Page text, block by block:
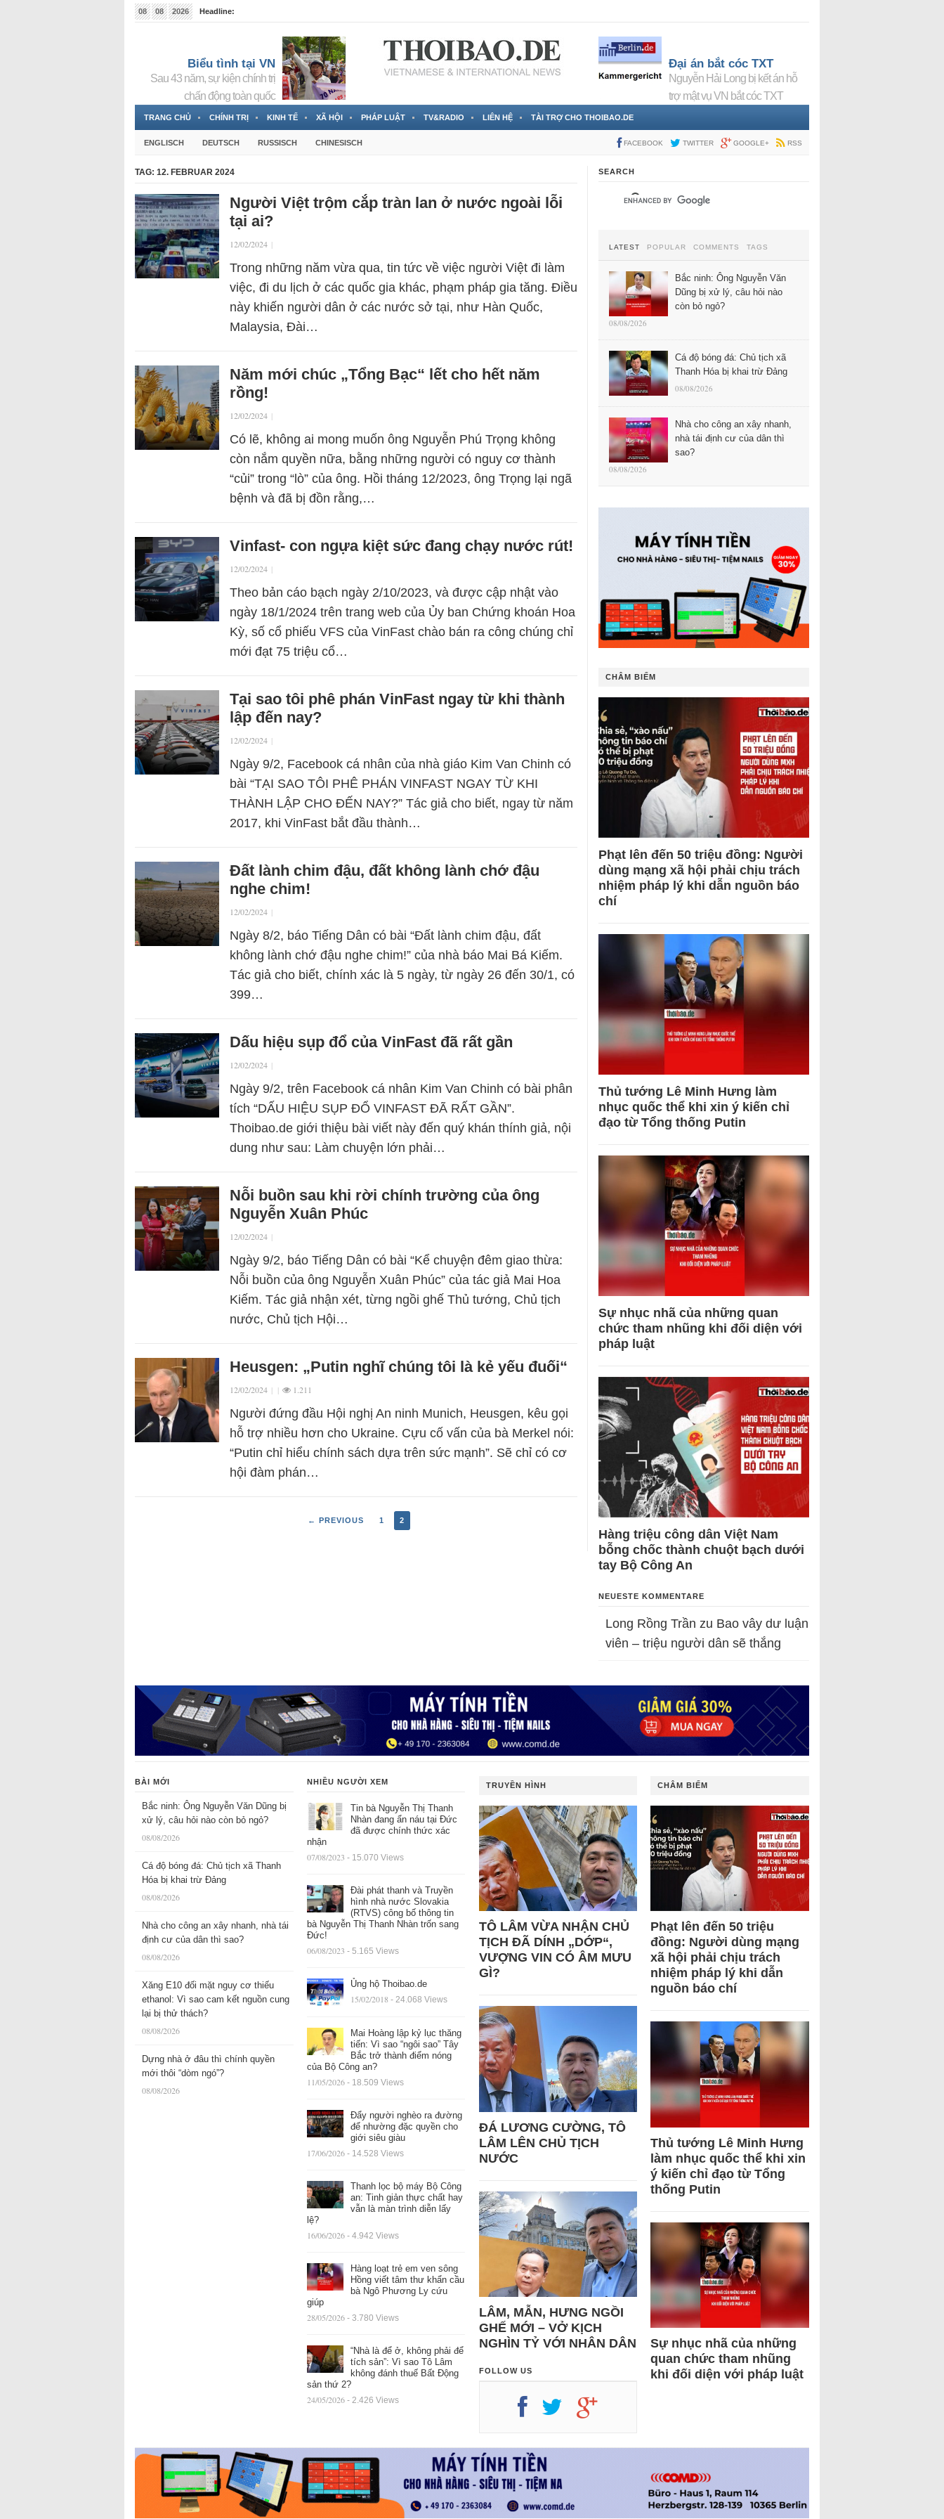
08 08 2026
Headline:
Biểu tình tại VN
Sau 43 năm, sự kiện chính trị
chấn động toàn quốc
Đại án bắt cóc TXT
Nguyễn Hải Long bị kết án hỗ
trợ mật vụ VN bắt cóc TXT
TRANG CHỦ CHÍNH TRỊ KINH TẾ XÃ HỘI PHÁP LUẬT TV&RADIO LIÊN HỆ TÀI TRỢ CHO THOIBAO.DE
ENGLISCH DEUTSCH RUSSISCH CHINESISCH FACEBOOK TWITTER GOOGLE+ RSS
TAG: 12. FEBRUAR 2024
Người Việt trộm cắp tràn lan ở nước ngoài lỗi
tại ai?
12/02/2024 |
Trong những năm vừa qua, tin tức về việc người Việt đi làm
việc, đi du lịch ở các quốc gia khác, phạm pháp gia tăng. Điều
này khiến người dân ở các nước sở tại, như Hàn Quốc,
Malaysia, Đài…
Năm mới chúc „Tổng Bạc“ lết cho hết năm
rồng!
12/02/2024 |
Có lẽ, không ai mong muốn ông Nguyễn Phú Trọng không
còn nắm quyền nữa, bằng những người có nguy cơ thành
“củi” trong “lò” của ông. Hồi tháng 12/2023, ông Trọng lại ngã
bệnh và đã bị đồn rằng,…
Vinfast- con ngựa kiệt sức đang chạy nước rút!
12/02/2024 |
Theo bản cáo bạch ngày 2/10/2023, và được cập nhật vào
ngày 18/1/2024 trên trang web của Ủy ban Chứng khoán Hoa
Kỳ, số cổ phiếu VFS của VinFast chào bán ra công chúng chỉ
mới đạt 75 triệu cổ…
Tại sao tôi phê phán VinFast ngay từ khi thành
lập đến nay?
12/02/2024 |
Ngày 9/2, Facebook cá nhân của nhà giáo Kim Van Chinh có
bài “TẠI SAO TÔI PHÊ PHÁN VINFAST NGAY TỪ KHI
THÀNH LẬP CHO ĐẾN NAY?” Tác giả cho biết, ngay từ năm
2017, khi VinFast bắt đầu thành…
Đất lành chim đậu, đất không lành chớ đậu
nghe chim!
12/02/2024 |
Ngày 8/2, báo Tiếng Dân có bài “Đất lành chim đậu, đất
không lành chớ đậu nghe chim!” của nhà báo Mai Bá Kiếm.
Tác giả cho biết, chính xác là 5 ngày, từ ngày 26 đến 30/1, có
399…
Dấu hiệu sụp đổ của VinFast đã rất gần
12/02/2024 |
Ngày 9/2, trên Facebook cá nhân Kim Van Chinh có bài phân
tích “DẤU HIỆU SỤP ĐỔ VINFAST ĐÃ RẤT GẦN”.
Thoibao.de giới thiệu bài viết này đến quý khán thính giả, nội
dung như sau: Làm chuyện lớn phải…
Nỗi buồn sau khi rời chính trường của ông
Nguyễn Xuân Phúc
12/02/2024 |
Ngày 9/2, báo Tiếng Dân có bài “Kể chuyện đêm giao thừa:
Nỗi buồn của ông Nguyễn Xuân Phúc” của tác giả Mai Hoa
Kiếm. Tác giả nhận xét, từng ngồi ghế Thủ tướng, Chủ tịch
nước, Chủ tịch Hội…
Heusgen: „Putin nghĩ chúng tôi là kẻ yếu đuối“
12/02/2024 | | 1.211
Người đứng đầu Hội nghị An ninh Munich, Heusgen, kêu gọi
hỗ trợ nhiều hơn cho Ukraine. Cựu cố vấn của bà Merkel nói:
“Putin chỉ hiểu chính sách dựa trên sức mạnh”. Sẽ chỉ có cơ
hội đàm phán…
← PREVIOUS 1 2
SEARCH
LATEST POPULAR COMMENTS TAGS
Bắc ninh: Ông Nguyễn Văn
Dũng bị xử lý, câu hỏi nào
còn bỏ ngỏ?
08/08/2026
Cá độ bóng đá: Chủ tịch xã
Thanh Hóa bị khai trừ Đảng
08/08/2026
Nhà cho công an xây nhanh,
nhà tái định cư của dân thì
sao?
08/08/2026
CHÂM BIẾM
Phạt lên đến 50 triệu đồng: Người
dùng mạng xã hội phải chịu trách
nhiệm pháp lý khi dẫn nguồn báo
chí
Thủ tướng Lê Minh Hưng làm
nhục quốc thể khi xin ý kiến chỉ
đạo từ Tổng thống Putin
Sự nhục nhã của những quan
chức tham nhũng khi đối diện với
pháp luật
Hàng triệu công dân Việt Nam
bỗng chốc thành chuột bạch dưới
tay Bộ Công An
NEUESTE KOMMENTARE
Long Rồng Trần zu Bao vây dư luận
viên – triệu người dân sẽ thắng
BÀI MỚI
Bắc ninh: Ông Nguyễn Văn Dũng bị
xử lý, câu hỏi nào còn bỏ ngỏ?
08/08/2026
Cá độ bóng đá: Chủ tịch xã Thanh
Hóa bị khai trừ Đảng
08/08/2026
Nhà cho công an xây nhanh, nhà tái
định cư của dân thì sao?
08/08/2026
Xăng E10 đối mặt nguy cơ thiếu
ethanol: Vì sao cam kết nguồn cung
lại bị thử thách?
08/08/2026
Dựng nhà ở đâu thì chính quyền
mới thôi “dòm ngó”?
08/08/2026
NHIỀU NGƯỜI XEM
Tin bà Nguyễn Thị Thanh
Nhàn đang ẩn náu tại Đức
đã được chính thức xác
nhận
07/08/2023 - 15.070 Views
Đài phát thanh và Truyền
hình nhà nước Slovakia
(RTVS) công bố thông tin
bà Nguyễn Thị Thanh Nhàn trốn sang
Đức!
06/08/2023 - 5.165 Views
Ủng hộ Thoibao.de
15/02/2018 - 24.068 Views
Mai Hoàng lập kỷ lục thăng
tiến: Vì sao “ngôi sao” Tây
Bắc trở thành điểm nóng
của Bộ Công an?
11/05/2026 - 18.509 Views
Đẩy người nghèo ra đường
để nhường đặc quyền cho
giới siêu giàu
17/06/2026 - 14.528 Views
Thanh lọc bộ máy Bộ Công
an: Tinh giản thực chất hay
vẫn là màn trình diễn lấy
lệ?
16/06/2026 - 4.942 Views
Hàng loạt trẻ em ven sông
Hồng viết tâm thư khẩn cầu
bà Ngô Phương Ly cứu
giúp
28/05/2026 - 3.780 Views
“Nhà là để ở, không phải để
tích sản”: Vì sao Tô Lâm
không đánh thuế Bất Động
sản thứ 2?
24/05/2026 - 2.426 Views
TRUYỀN HÌNH
TÔ LÂM VỪA NHẬN CHỦ
TỊCH ĐÃ DÍNH „DỚP“,
VƯỢNG VIN CÓ ÂM MƯU
GÌ?
ĐÁ LƯƠNG CƯỜNG, TÔ
LÂM LÊN CHỦ TỊCH
NƯỚC
LÂM, MẪN, HƯNG NGỒI
GHẾ MỚI – VỞ KỊCH
NGHÌN TỶ VỚI NHÂN DÂN
FOLLOW US
CHÂM BIẾM
Phạt lên đến 50 triệu
đồng: Người dùng mạng
xã hội phải chịu trách
nhiệm pháp lý khi dẫn
nguồn báo chí
Thủ tướng Lê Minh Hưng
làm nhục quốc thể khi xin
ý kiến chỉ đạo từ Tổng
thống Putin
Sự nhục nhã của những
quan chức tham nhũng
khi đối diện với pháp luật